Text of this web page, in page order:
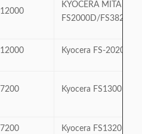
12000
KYOCERA MITA
FS2000D/
12000 Kyocera FS-2020D/
7200 Kyocera FS1300D/
7200 Kyocera FS1320D/